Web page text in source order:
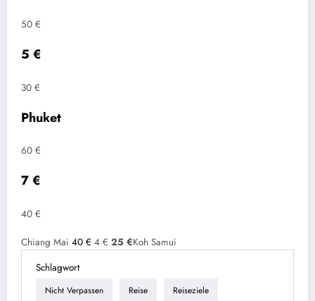
50 €
5 €
30 €
Phuket
60 €
7 €
40 €
Chiang Mai 40 € 4 € 25 €Koh Samui
Schlagwort
Nicht Verpassen Reise Reiseziele